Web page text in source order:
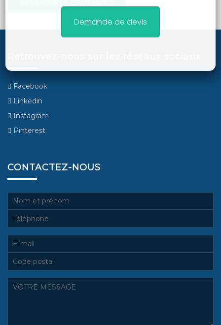
Facebook
Linkedin
Instagram
Pinterest
CONTACTEZ-NOUS
Demande de devis